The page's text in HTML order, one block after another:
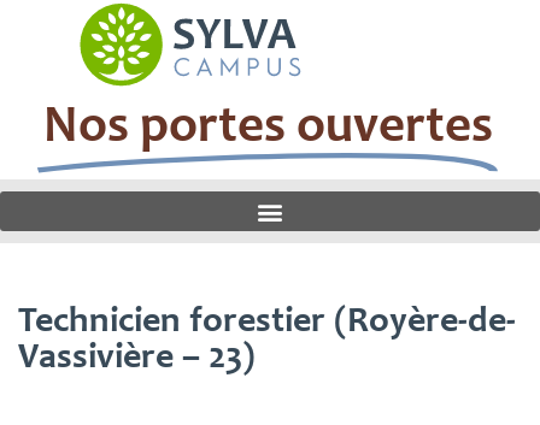
Nos portes ouvertes
Technicien forestier (Royère-de-
Vassivière – 23)